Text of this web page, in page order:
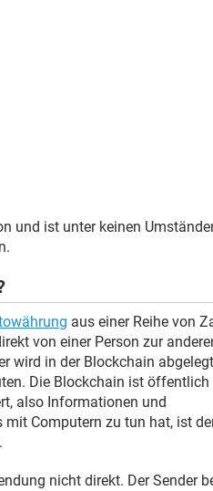
und ist unter keinen
aus einer Reihe von
von einer Person zur
wird in der Blockchain
Die Blockchain ist öffentlich
also Informationen und
Computern zu tun hat, ist
nicht direkt. Der Sender